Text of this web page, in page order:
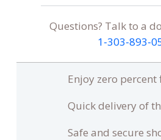
Questions? Talk to a
Enjoy zero
Quick delivery of
Safe and secure